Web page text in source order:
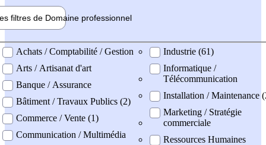
filtres de Domaine professionnel
professionel
Achats / Comptabilité / Gestion
Arts / Artisanat d'art
Banque / Assurance
Bâtiment / Travaux Publics (2)
Commerce / Vente (1)
Communication / Multimédia
Industrie (61)
Informatique /
Télécommunication
Installation / Maintenance
Marketing / Stratégie
commerciale
Ressources Humaines